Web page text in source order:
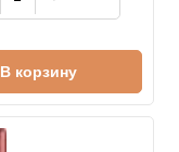
В корзину